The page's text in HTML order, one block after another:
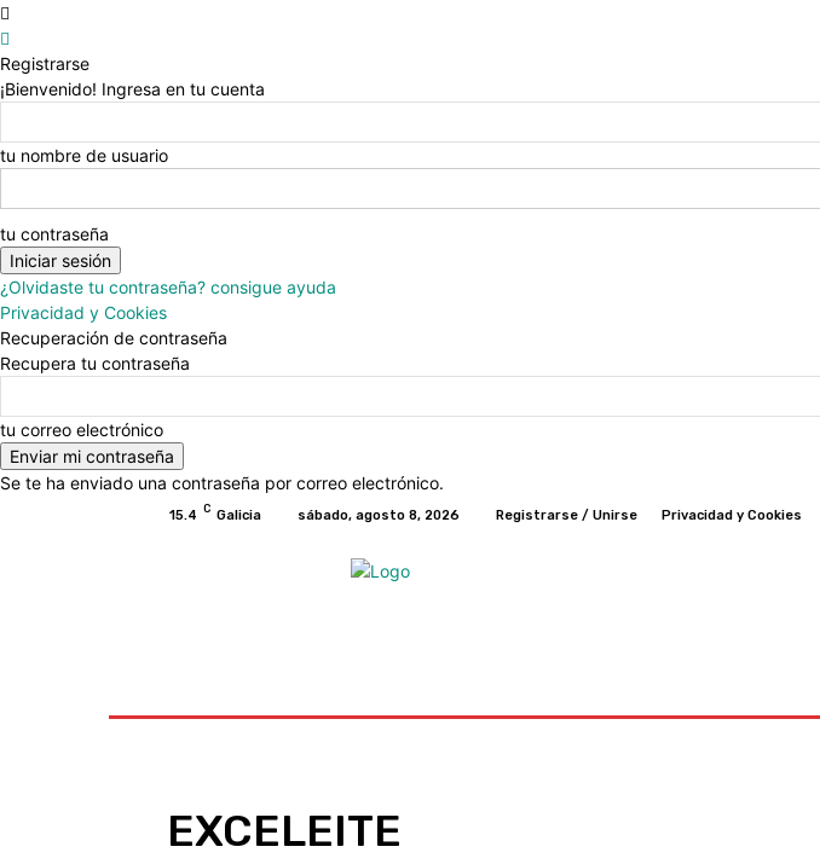
Registrarse
¡Bienvenido! Ingresa en tu cuenta
tu nombre de usuario
tu contraseña
¿Olvidaste tu contraseña? consigue ayuda
Privacidad y Cookies
Recuperación de contraseña
Recupera tu contraseña
tu correo electrónico
Se te ha enviado una contraseña por correo electrónico.
15.4 C Galicia sábado, agosto 8, 2026 Registrarse / Unirse Privacidad y Cookies
EXCELEITE